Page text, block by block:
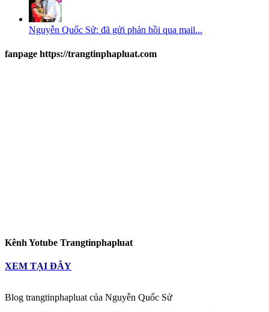
Nguyễn Quốc Sử: đã gửi phản hồi qua mail...
fanpage https://trangtinphapluat.com
Kênh Yotube Trangtinphapluat
XEM TẠI ĐÂY
Blog trangtinphapluat của Nguyễn Quốc Sử